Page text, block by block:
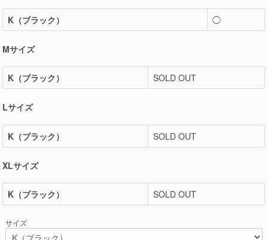
K（ブラック） ◯
Mサイズ
K（ブラック） SOLD OUT
Lサイズ
K（ブラック） SOLD OUT
XLサイズ
K（ブラック） SOLD OUT
サイズ